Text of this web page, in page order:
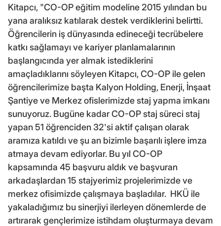
Kitapcı, "CO-OP eğitim modeline 2015 yılından bu
yana aralıksız katılarak destek verdiklerini belirtti.
Öğrencilerin iş dünyasında edineceği tecrübelere
katkı sağlamayı ve kariyer planlamalarının
başlangıcında yer almak istediklerini
amaçladıklarını söyleyen Kitapcı, CO-OP ile gelen
öğrencilerimize başta Kalyon Holding, Enerji, İnşaat
Şantiye ve Merkez ofislerimizde staj yapma imkanı
sunuyoruz. Bugüne kadar CO-OP staj süreci staj
yapan 51 öğrenciden 32'si aktif çalışan olarak
aramıza katıldı ve şu an bizimle başarılı işlere imza
atmaya devam ediyorlar. Bu yıl CO-OP
kapsamında 45 başvuru aldık ve başvuran
arkadaşlardan 15 stajyerimiz projelerimizde ve
merkez ofisimizde çalışmaya başladılar. HKÜ ile
yakaladığımız bu sinerjiyi ilerleyen dönemlerde de
artırarak gençlerimize istihdam oluşturmaya devam